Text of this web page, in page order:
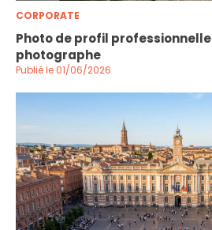
CORPORATE
Photo de profil professionnelle
photographe
Publié le 01/06/2026